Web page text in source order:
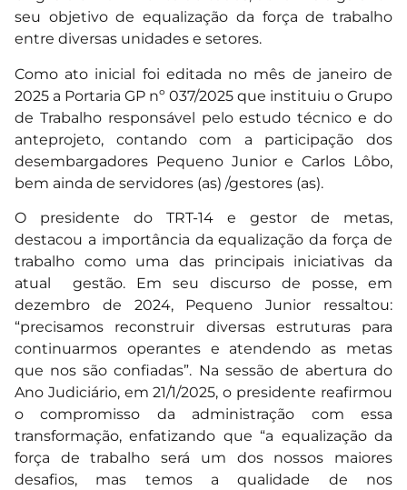
seu objetivo de equalização da força de trabalho
entre diversas unidades e setores.
Como ato inicial foi editada no mês de janeiro de
2025 a Portaria GP nº 037/2025 que instituiu o Grupo
de Trabalho responsável pelo estudo técnico e do
anteprojeto, contando com a participação dos
desembargadores Pequeno Junior e Carlos Lôbo,
bem ainda de servidores (as) /gestores (as).
O presidente do TRT-14 e gestor de metas,
destacou a importância da equalização da força de
trabalho como uma das principais iniciativas da
atual gestão. Em seu discurso de posse, em
dezembro de 2024, Pequeno Junior ressaltou:
“precisamos reconstruir diversas estruturas para
continuarmos operantes e atendendo as metas
que nos são confiadas”. Na sessão de abertura do
Ano Judiciário, em 21/1/2025, o presidente reafirmou
o compromisso da administração com essa
transformação, enfatizando que “a equalização da
força de trabalho será um dos nossos maiores
desafios, mas temos a qualidade de nos